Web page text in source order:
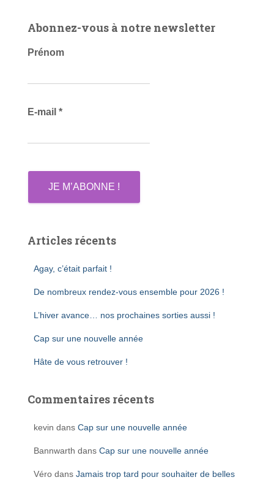
r
h
r
:
Abonnez-vous à notre newsletter
Prénom
E-mail *
Articles récents
Agay, c’était parfait !
De nombreux rendez-vous ensemble pour 2026 !
L’hiver avance… nos prochaines sorties aussi !
Cap sur une nouvelle année
Hâte de vous retrouver !
Commentaires récents
kevin dans Cap sur une nouvelle année
Bannwarth dans Cap sur une nouvelle année
Véro dans Jamais trop tard pour souhaiter de belles